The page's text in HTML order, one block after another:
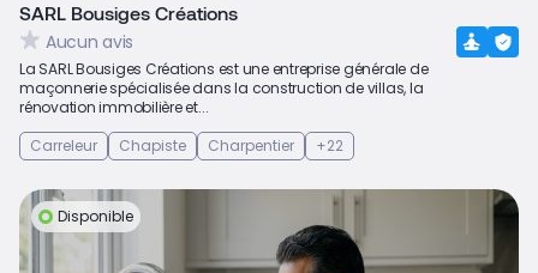
SARL Bousiges Créations
Aucun avis
La SARL Bousiges Créations est une entreprise générale de
maçonnerie spécialisée dans la construction de villas, la
rénovation immobilière et...
Carreleur
Chapiste Charpentier +22
Disponible